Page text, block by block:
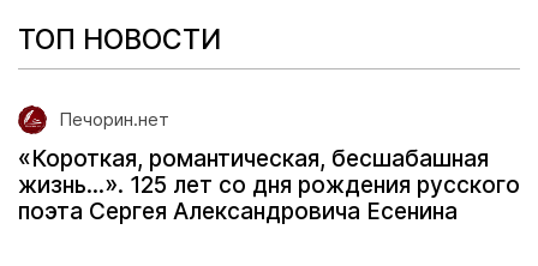
ТОП НОВОСТИ
Печорин.нет
«Короткая, романтическая, бесшабашная
жизнь...». 125 лет со дня рождения русского
поэта Сергея Александровича Есенина